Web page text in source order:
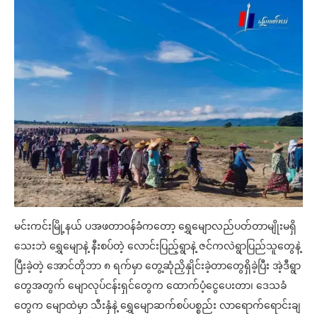
မင်းကင်းမြို့နယ် ပအဖတာဝန်ခံကတော့ ရွှေမျောလည်ပတ်တာမျိုးမရှိ
သေးဘဲ ရွှေမျောနဲ့ နီးစပ်တဲ့ လောင်းပြည့်ရွာနဲ့ ဇင်ကလဲရွာပြည်သူတွေနဲ့
ပြီးခဲ့တဲ့ အောင်တိုဘာ ၈ ရက်မှာ တွေ့ဆုံညှိနှိုင်းခဲ့တာတွေရှိခဲ့ပြီး အဲ့ဒီရွာ
တွေအတွက် မျောလုပ်ငန်းရှင်တွေက ထောက်ပံ့ငွေပေးတာ၊ ဒေသခံ
တွေက မျောထဲမှာ သီးနှံနဲ့ ရွှေမျောဆက်စပ်ပစ္စည်း လာရောက်ရောင်းချ